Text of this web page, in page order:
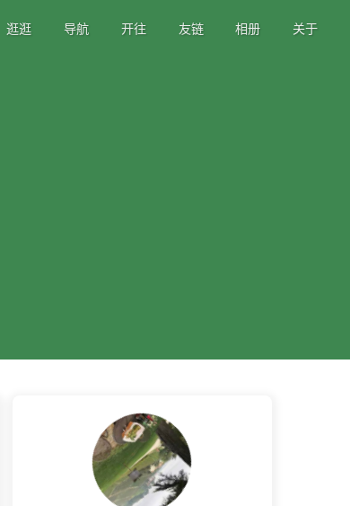
逛逛 导航 开往 友链 相册 关于